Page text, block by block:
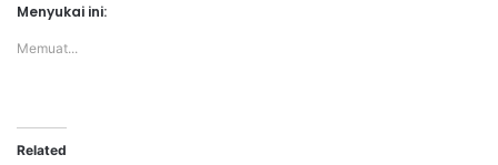
Menyukai ini:
Memuat...
Related